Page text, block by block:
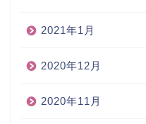
2021年1月
2020年12月
2020年11月